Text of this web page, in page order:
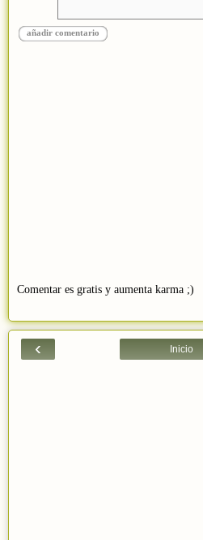
añadir comentario
Comentar es gratis y aumenta karma ;)
‹ Inicio